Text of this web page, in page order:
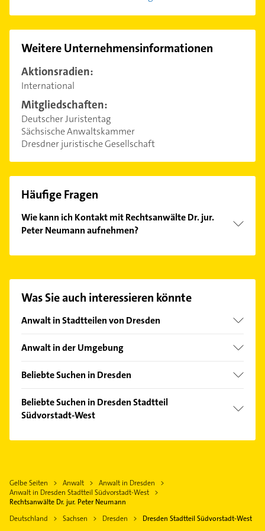
Weitere Unternehmensinformationen
Aktionsradien:
International
Mitgliedschaften:
Deutscher Juristentag
Sächsische Anwaltskammer
Dresdner juristische Gesellschaft
Häufige Fragen
Wie kann ich Kontakt mit Rechtsanwälte Dr. jur.
Peter Neumann aufnehmen?
passenden Kontaktmöglichkeiten wie Adresse oder
Hier finden Sie alleKontaktdaten
Was Sie auch interessieren könnte
Anwalt in Stadtteilen von Dresden
Äußere Neustadt
Bühlau/Weißer Hirsch
Briesnitz
Cotta
Industriegebiet Klotzsche
Innere Altstadt
Innere Neustadt
Anwalt in der Umgebung
Freital
Dohna
Wilsdruff
Radeberg
Pirna
Weinböhla
Beliebte Suchen in Dresden
Rechtsanwalt
Physikalische Therapie
Immobilienmakler
Kanalreinigung
Fensterbauer
Beliebte Suchen in Dresden Stadtteil
Südvorstadt-West
Krankengymnastik
Zahnarzt
Phoniatrie
Gelbe Seiten Anwalt
Anwalt in Dresden
Anwalt in Dresden Stadtteil Südvorstadt-West
Rechtsanwälte Dr. jur. Peter Neumann
Deutschland
Sachsen Dresden Dresden Stadtteil Südvorstadt-West